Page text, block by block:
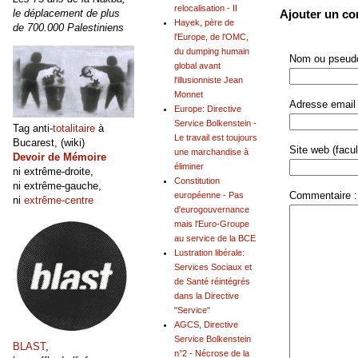
Ajouter un
Nom ou
Adresse email
Site web
Commentaire :
relocalisation - II
Hayek, père de
l'Europe, de l'OMC,
du dumping humain
global avant
l'illusionniste Jean
Monnet
Europe: Directive
Service Bolkenstein -
Le travail est toujours
une marchandise à
éliminer
Constitution
européenne - Pas
d'eurogouvernance
mais l'Euro-Groupe
au service de la BCE
Lustration libérale:
Services Sociaux et
de Santé réintégrés
dans la Directive
"Service"
AGCS, Directive
Service Bolkenstein
n°2 - Nécrose de la
le déplacement de plus
de 700.000 Palestiniens
Tag anti-totalitaire à
Bucarest, (wiki)
Devoir de Mémoire
ni extrême-droite,
ni extrême-gauche,
ni extrême-centre
BLAST,